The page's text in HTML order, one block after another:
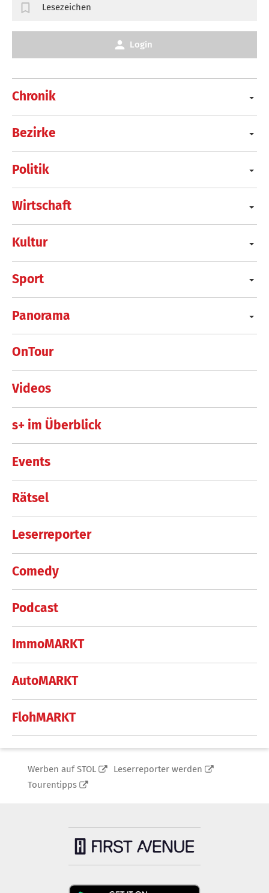
Chronik
Bezirke
Politik
Wirtschaft
Kultur
Sport
Panorama
OnTour
Videos
s+ im Überblick
Events
Rätsel
Leserreporter
Comedy
Podcast
ImmoMARKT
AutoMARKT
FlohMARKT
Lesezeichen
Login
Werben auf STOL
Leserreporter werden
Tourentipps